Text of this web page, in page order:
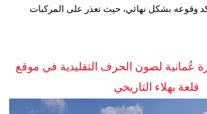
وقوعه بشكل نهائي، حيث تعذر على المركبات
عُمانية لصون الحرف التقليدية في موقع
قلعة بهلاء التاريخي